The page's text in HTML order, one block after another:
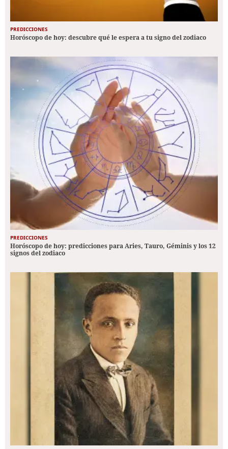
PREDICCIONES
Horóscopo de hoy: descubre qué le espera a tu signo del zodiaco
PREDICCIONES
Horóscopo de hoy: predicciones para Aries, Tauro, Géminis y los 12
signos del zodiaco